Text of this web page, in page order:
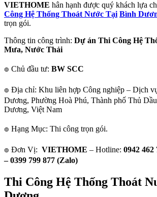
VIETHOME hân hạnh được quý khách lựa
Công Hệ Thống Thoát Nước Tại Bình
trọn gói.
Thông tin công trình: Dự án Thi Công Hệ
Mưa, Nước Thải
๏ Chủ đầu tư: BW SCC
๏ Địa chỉ: Khu liên hợp Công nghiệp – Dịch
Dương, Phường Hoà Phú, Thành phố Thủ
Dương, Việt Nam
๏ Hạng Mục: Thi công trọn gói.
๏ Đơn Vị: VIETHOME – Hotline: 0942 462
– 0399 799 877 (Zalo)
Thi Công Hệ Thống Thoát